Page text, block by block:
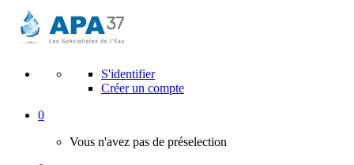
S'identifier
Créer un compte
0
Vous n'avez pas de préselection